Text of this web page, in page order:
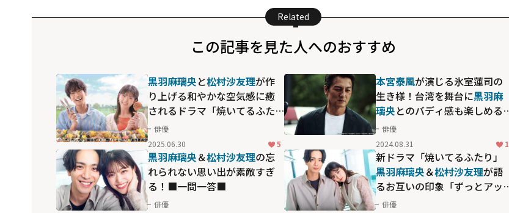
Related
この記事を見た人へのおすすめ
黒羽麻璃央と松村沙友理が作
り上げる和やかな空気感に癒
されるドラマ「焼いてるふた
り ～交際0日 結婚から恋をは
じめよう～」
俳優
2025.06.30
5
本宮泰風が演じる氷室蓮司の
生き様！台湾を舞台に黒羽麻
璃央とのバディ感も楽しめる
「日本統一」シリーズ10周年
記念の映画「氷室蓮司」
俳優
2024.08.31
1
黒羽麻璃央＆松村沙友理の忘
れられない思い出が素敵すぎ
る！■一問一答■
俳優
新ドラマ「焼いてるふたり」
黒羽麻璃央＆松村沙友理が語
るお互いの印象「ずっとアッ
プルプリンセスでした」
俳優